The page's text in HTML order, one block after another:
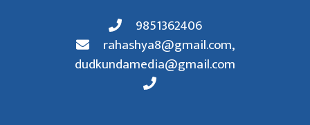
9851362406
rahashya8@gmail.com,
dudkundamedia@gmail.com